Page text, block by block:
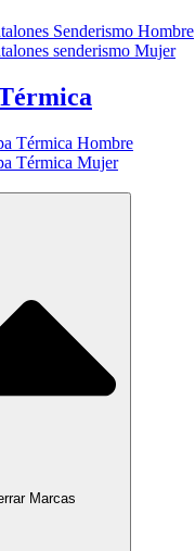
Senderismo Hombre
senderismo Mujer
Térmica Hombre
Térmica Mujer
Marcas